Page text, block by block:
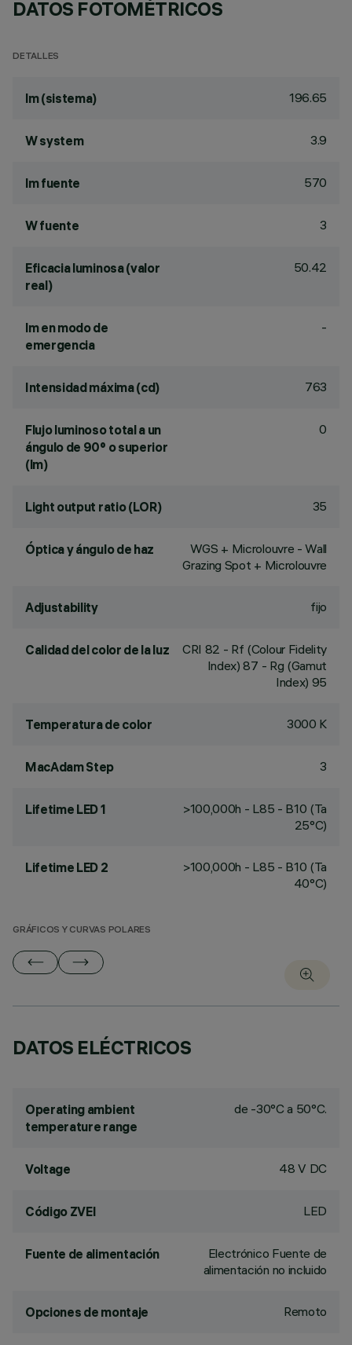
DATOS FOTOMÉTRICOS
DETALLES
lm (sistema) 196.65
W system 3.9
lm fuente 570
W fuente 3
Eficacia luminosa (valor
real)
50.42
lm en modo de
emergencia
-
Intensidad máxima (cd) 763
Flujo luminoso total a un
ángulo de 90° o superior
(lm)
0
Light output ratio (LOR) 35
Óptica y ángulo de haz
WGS + Microlouvre - Wall
Grazing Spot + Microlouvre
Adjustability fijo
Calidad del color de la luz CRI 82 - Rf (Colour Fidelity
Index) 87 - Rg (Gamut
Index) 95
Temperatura de color 3000 K
MacAdam Step 3
Lifetime LED 1
>100,000h - L85 - B10 (Ta
25°C)
Lifetime LED 2
>100,000h - L85 - B10 (Ta
40°C)
GRÁFICOS Y CURVAS POLARES
DATOS ELÉCTRICOS
Operating ambient
temperature range
de -30°C a 50°C.
Voltage 48 V DC
Código ZVEI LED
Fuente de alimentación
Electrónico Fuente de
alimentación no incluido
Opciones de montaje Remoto